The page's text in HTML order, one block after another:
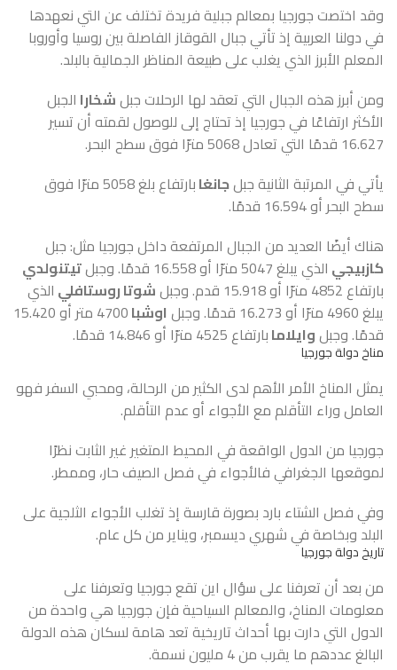
وقد اختصت جورجيا بمعالم جبلية فريدة تختلف عن التي نعهدها
في دولنا العربية إذ تأتي جبال القوقاز الفاصلة بين روسيا وأوروبا
المعلم الأبرز الذي يغلب على طبيعة المناظر الجمالية بالبلد.
ومن أبرز هذه الجبال التي تعقد لها الرحلات جبلشخارا الجبل
الأكثر ارتفاعًا في جورجيا إذ تحتاج إلى للوصول لقمته أن تسير
16.627 قدمًا التي تعادل 5068 مترًا فوق سطح البحر.
يأتي في المرتبة الثانية جبلجانغا
بارتفاع بلغ 5058 مترًا فوق
سطح البحر أو 16.594 قدمًا.
هناك أيضًا العديد من الجبال المرتفعة داخل جورجيا مثل: جبل
كازبيجي الذي يبلغ 5047 مترًا أو 16.558 قدمًا. وجبل
تيتنولدي
بارتفاع 4852 مترًا أو 15.918 قدم. وجبل
شوتا روستافلي الذي
يبلغ 4960 مترًا أو 16.273 قدمًا. وجبل
اوشبا
4700 متر أو 15.420
قدمًا. وجبلوايلامابارتفاع 4525 مترًا أو 14.846 قدمًا.
مناخ دولة جورجيا
يمثل المناخ الأمر الأهم لدى الكثير من الرحالة، ومحبي السفر فهو
العامل وراء التأقلم مع الأجواء أو عدم التأقلم.
جورجيا من الدول الواقعة في المحيط المتغير غير الثابت نظرًا
لموقعها الجغرافي فالأجواء في فصل الصيف حار، وممطر.
وفي فصل الشتاء بارد بصورة قارسة إذ تغلب الأجواء الثلجية على
البلد وبخاصة في شهري ديسمبر، ويناير من كل عام.
تاريخ دولة جورجيا
من بعد أن تعرفنا على سؤال اين تقع جورجيا وتعرفنا على
معلومات المناخ، والمعالم السياحية فإن جورجيا هي واحدة من
الدول التي دارت بها أحداث تاريخية تعد هامة لسكان هذه الدولة
البالغ عددهم ما يقرب من 4 مليون نسمة.